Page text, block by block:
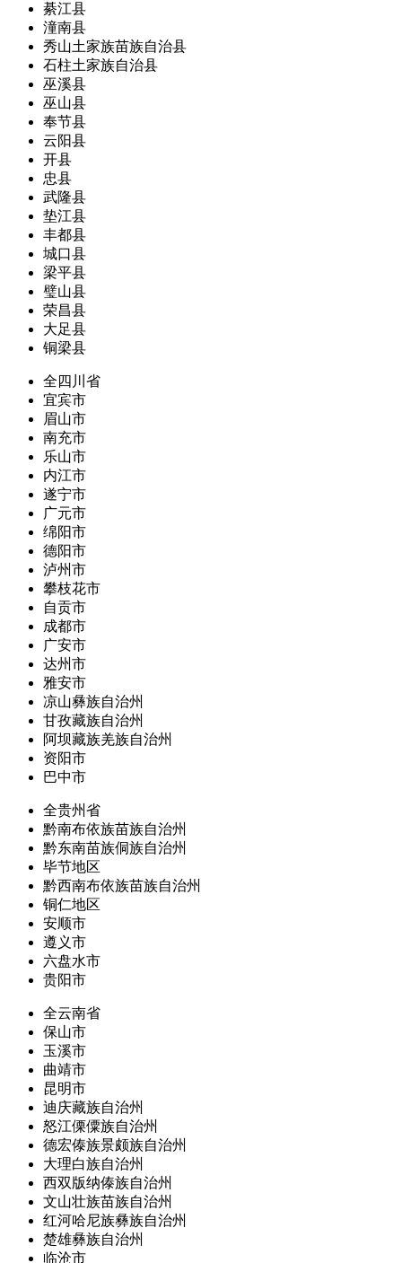
綦江县
潼南县
秀山土家族苗族自治县
石柱土家族自治县
巫溪县
巫山县
奉节县
云阳县
开县
忠县
武隆县
垫江县
丰都县
城口县
梁平县
璧山县
荣昌县
大足县
铜梁县
全四川省
宜宾市
眉山市
南充市
乐山市
内江市
遂宁市
广元市
绵阳市
德阳市
泸州市
攀枝花市
自贡市
成都市
广安市
达州市
雅安市
凉山彝族自治州
甘孜藏族自治州
阿坝藏族羌族自治州
资阳市
巴中市
全贵州省
黔南布依族苗族自治州
黔东南苗族侗族自治州
毕节地区
黔西南布依族苗族自治州
铜仁地区
安顺市
遵义市
六盘水市
贵阳市
全云南省
保山市
玉溪市
曲靖市
昆明市
迪庆藏族自治州
怒江傈僳族自治州
德宏傣族景颇族自治州
大理白族自治州
西双版纳傣族自治州
文山壮族苗族自治州
红河哈尼族彝族自治州
楚雄彝族自治州
临沧市